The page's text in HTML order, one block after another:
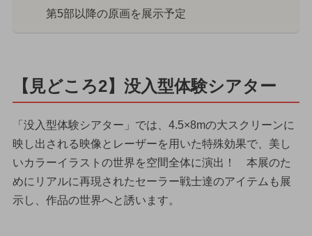
第5部以降の原画を展示予定
【見どころ2】没入型体験シアター
「没入型体験シアター」では、4.5×8mの大スクリーンに
映し出される映像とレーザーを用いた特殊効果で、美し
いカラーイラストの世界を空間全体に演出！ 本展のた
めにリアルに再現されたセーラー戦士達のアイテムも展
示し、作品の世界へと誘います。